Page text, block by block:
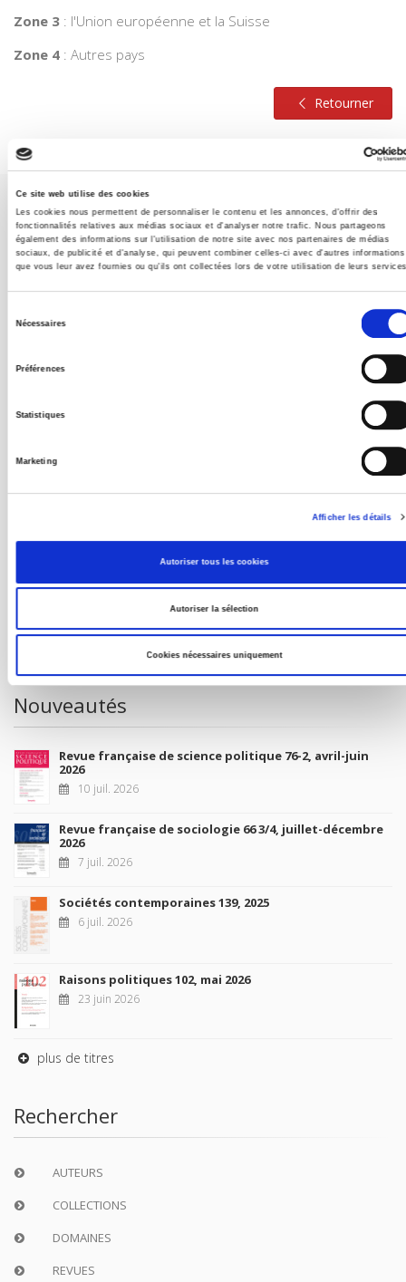
Ce site web utilise des cookies
Les cookies nous permettent de personnaliser le contenu et les annonces, d'offrir des
fonctionnalités relatives aux médias sociaux et d'analyser notre trafic. Nous partageons
également des informations sur l'utilisation de notre site avec nos partenaires de médias
sociaux, de publicité et d'analyse, qui peuvent combiner celles-ci avec d'autres informations
que vous leur avez fournies ou qu'ils ont collectées lors de votre utilisation de leurs
Nécessaires
Préférences
Statistiques
Marketing
Afficher les détails
Autoriser tous les cookies
Autoriser la sélection
Cookies nécessaires uniquement
Zone 3 : l'Union européenne et la Suisse
Zone 4 : Autres pays
Retourner
Maison d'édition dédiée aux sciences humaines et sociales, les
Presses de Sciences Po participent depuis leur création en 1976
à la transmission des savoirs et des idées
FOREIGN RIGHTS
CONDITIONS GÉNÉRALES
MON COMPTE
La France et l'Union européenne
4 sept. 2026
Nouveautés
Revue française de science politique 76-2, avril-juin
2026
10 juil. 2026
Revue française de sociologie 66 3/4, juillet-décembre
2026
7 juil. 2026
Sociétés contemporaines 139, 2025
6 juil. 2026
Raisons politiques 102, mai 2026
23 juin 2026
plus de titres
Rechercher
AUTEURS
COLLECTIONS
DOMAINES
REVUES